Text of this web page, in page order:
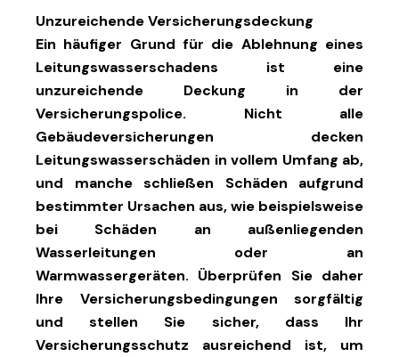
Unzureichende Versicherungsdeckung
Ein häufiger Grund für die Ablehnung eines
Leitungswasserschadens ist eine
unzureichende Deckung in der
Versicherungspolice. Nicht alle
Gebäudeversicherungen decken
Leitungswasserschäden in vollem Umfang ab,
und manche schließen Schäden aufgrund
bestimmter Ursachen aus, wie beispielsweise
bei Schäden an außenliegenden
Wasserleitungen oder an
Warmwassergeräten. Überprüfen Sie daher
Ihre Versicherungsbedingungen sorgfältig
und stellen Sie sicher, dass Ihr
Versicherungsschutz ausreichend ist, um